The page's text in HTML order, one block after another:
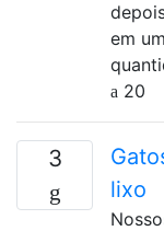
em
20
3
lixo